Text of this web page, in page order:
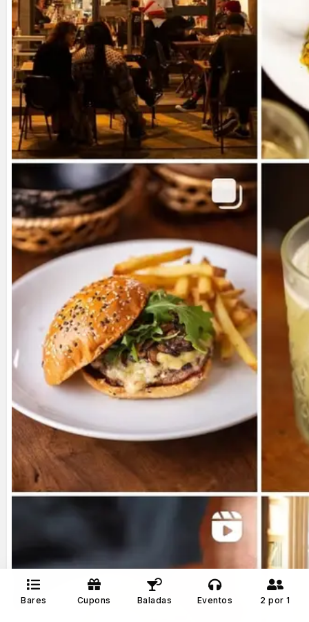
Bares Cupons Baladas Eventos 2 por 1